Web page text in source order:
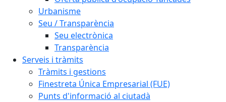
Urbanisme
Seu / Transparència
Seu electrònica
Transparència
Serveis i tràmits
Tràmits i gestions
Finestreta Única Empresarial (FUE)
Punts d'informació al ciutadà